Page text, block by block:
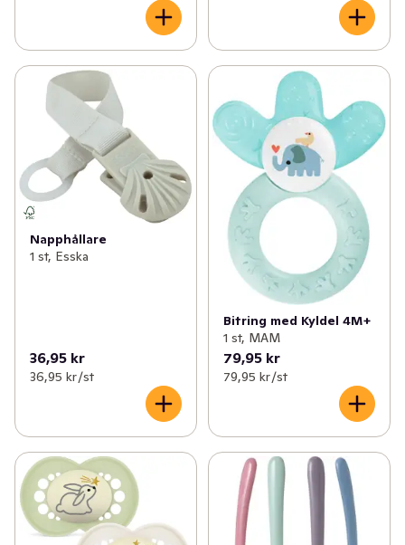
Napphållare
1 st, Esska
36,95 kr
36,95 kr /st
Bitring med Kyldel 4M+
1 st, MAM
79,95 kr
79,95 kr /st